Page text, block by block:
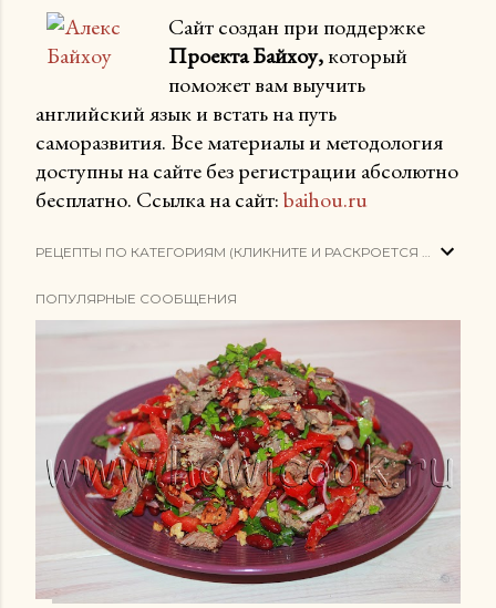
Сайт создан при поддержке
Проекта Байхоу,который
поможет вам выучить
английский язык и встать на путь
саморазвития. Все материалы и методология
доступны на сайте без регистрации абсолютно
бесплатно. Ссылка на сайт:baihou.ru
ПОПУЛЯРНЫЕ СООБЩЕНИЯ